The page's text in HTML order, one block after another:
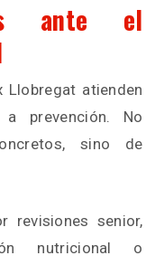
ante el
Llobregat atienden
prevención. No
sino de
revisiones senior,
nutricional o